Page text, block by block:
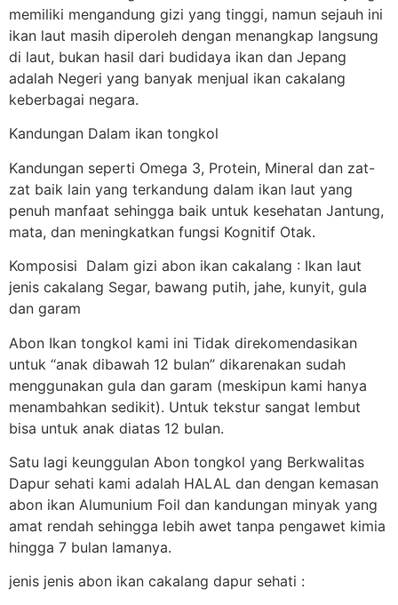
memiliki mengandung gizi yang tinggi, namun sejauh ini
ikan laut masih diperoleh dengan menangkap langsung
di laut, bukan hasil dari budidaya ikan dan Jepang
adalah Negeri yang banyak menjual ikan cakalang
keberbagai negara.
Kandungan Dalam ikan tongkol
Kandungan seperti Omega 3, Protein, Mineral dan zat-
zat baik lain yang terkandung dalam ikan laut yang
penuh manfaat sehingga baik untuk kesehatan Jantung,
mata, dan meningkatkan fungsi Kognitif Otak.
Komposisi Dalam gizi abon ikan cakalang : Ikan laut
jenis cakalang Segar, bawang putih, jahe, kunyit, gula
dan garam
Abon Ikan tongkol kami ini Tidak direkomendasikan
untuk “anak dibawah 12 bulan” dikarenakan sudah
menggunakan gula dan garam (meskipun kami hanya
menambahkan sedikit). Untuk tekstur sangat lembut
bisa untuk anak diatas 12 bulan.
Satu lagi keunggulan Abon tongkol yang Berkwalitas
Dapur sehati kami adalah HALAL dan dengan kemasan
abon ikan Alumunium Foil dan kandungan minyak yang
amat rendah sehingga lebih awet tanpa pengawet kimia
hingga 7 bulan lamanya.
jenis jenis abon ikan cakalang dapur sehati :